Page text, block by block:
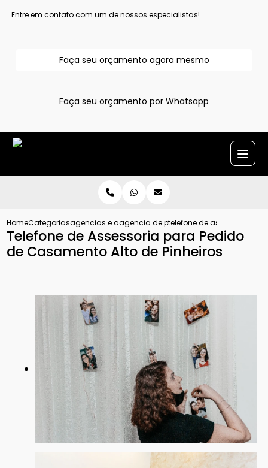
Entre em contato com um de nossos especialistas!
Faça seu orçamento agora mesmo
Faça seu orçamento por Whatsapp
HomeCategoriasagencias e assessoria para pedido de casamento
agencia de pedido de casamento
telefone de assessoria
Telefone de Assessoria para Pedido
de Casamento Alto de Pinheiros